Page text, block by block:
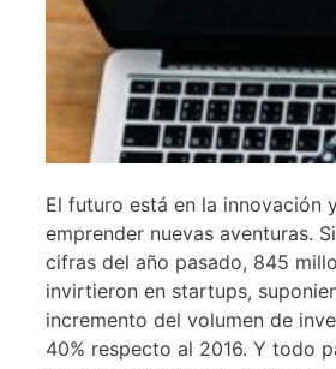
El futuro está en la innovación
emprender nuevas aventuras.
cifras del año pasado, 845
invirtieron en startups,
incremento del volumen de
40% respecto al 2016. Y todo